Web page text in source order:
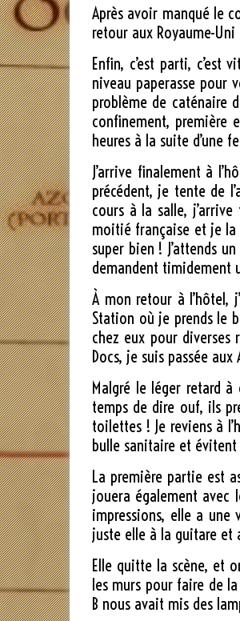
Après avoir manqué le
retour aux Royaume-
Enfin, c’est parti,
niveau paperasse pour
problème de caténaire
confinement, première
heures à la suite d’une
J’arrive finalement à
précédent, je tente de
cours à la salle,
moitié française et je la
super bien ! J’attends
demandent timidement
À mon retour à
Station où je prends le
chez eux pour diverses
Docs, je suis passée
Malgré le léger retard à
temps de dire ouf, ils
toilettes ! Je reviens à
bulle sanitaire et évitent
La première partie est
jouera également avec
impressions, elle a
juste elle à la guitare et
Elle quitte la scène, et
les murs pour faire de
B nous avait mis des